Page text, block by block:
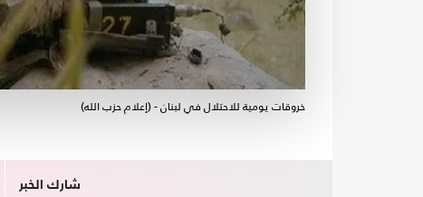
خروقات يومية للاحتلال في لبنان - (إعلام حزب الله)
شارك الخبر